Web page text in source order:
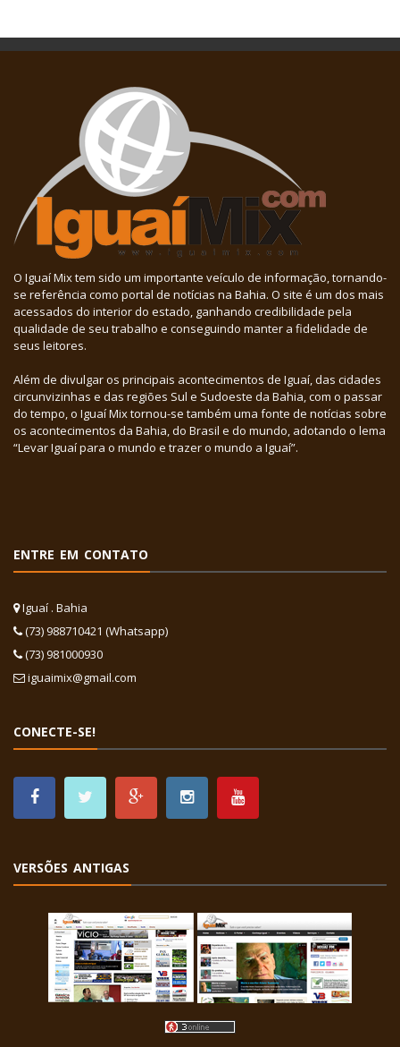
O Iguaí Mix tem sido um importante veículo de informação, tornando-
se referência como portal de notícias na Bahia. O site é um dos mais
acessados do interior do estado, ganhando credibilidade pela
qualidade de seu trabalho e conseguindo manter a fidelidade de
seus leitores.
Além de divulgar os principais acontecimentos de Iguaí, das cidades
circunvizinhas e das regiões Sul e Sudoeste da Bahia, com o passar
do tempo, o Iguaí Mix tornou-se também uma fonte de notícias sobre
os acontecimentos da Bahia, do Brasil e do mundo, adotando o lema
“Levar Iguaí para o mundo e trazer o mundo a Iguaí”.
ENTRE EM CONTATO
Iguaí . Bahia
(73) 988710421 (Whatsapp)
(73) 981000930
iguaimix@gmail.com
CONECTE-SE!
VERSÕES ANTIGAS